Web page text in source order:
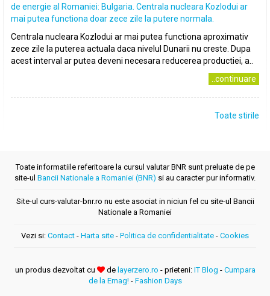
de energie al Romaniei: Bulgaria. Centrala nucleara Kozlodui ar
mai putea functiona doar zece zile la putere normala.
Centrala nucleara Kozlodui ar mai putea functiona aproximativ
zece zile la puterea actuala daca nivelul Dunarii nu creste. Dupa
acest interval ar putea deveni necesara reducerea productiei, a..
..continuare
Toate stirile
Toate informatiile referitoare la cursul valutar BNR sunt preluate de pe
site-ul Bancii Nationale a Romaniei (BNR) si au caracter pur informativ.
Site-ul curs-valutar-bnr.ro nu este asociat in niciun fel cu site-ul Bancii
Nationale a Romaniei
Vezi si: Contact - Harta site - Politica de confidentialitate - Cookies
un produs dezvoltat cu de layerzero.ro - prieteni: IT Blog - Cumpara
de la Emag!- Fashion Days